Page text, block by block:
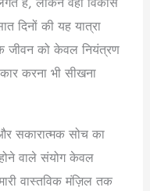
दिनों की यह यात्रा
जीवन को केवल नियंत्रण
करना भी सीखना
सकारात्मक सोच का
वाले संयोग केवल
वास्तविक मंज़िल तक